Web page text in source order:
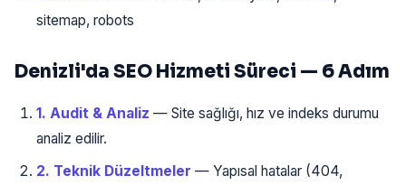
sitemap, robots
Denizli'da SEO Hizmeti Süreci — 6 Adım
1. Audit & Analiz — Site sağlığı, hız ve indeks durumu
analiz edilir.
2. Teknik Düzeltmeler — Yapısal hatalar (404,